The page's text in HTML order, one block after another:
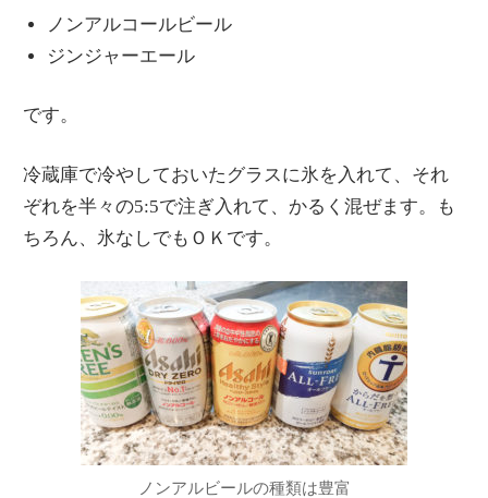
ノンアルコールビール
ジンジャーエール
です。
冷蔵庫で冷やしておいたグラスに氷を入れて、それ
ぞれを半々の5:5で注ぎ入れて、かるく混ぜます。も
ちろん、氷なしでもＯＫです。
ノンアルビールの種類は豊富